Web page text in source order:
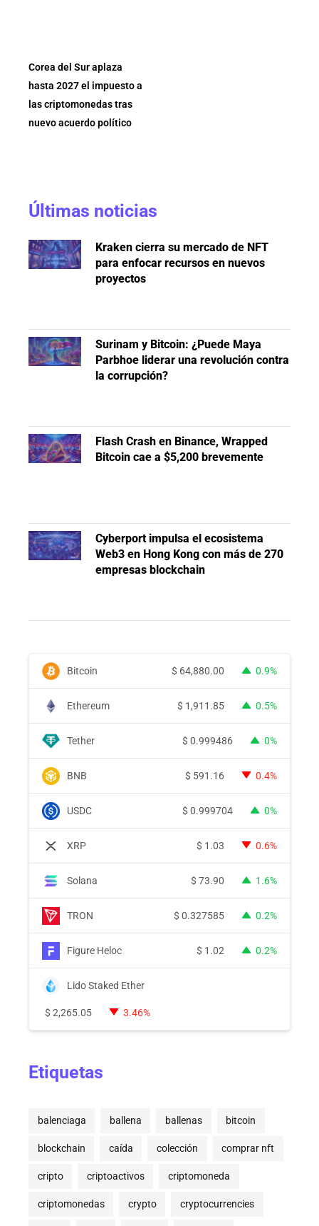
Corea del Sur aplaza
hasta 2027 el impuesto a
las criptomonedas tras
nuevo acuerdo político
Últimas noticias
Kraken cierra su mercado de NFT
para enfocar recursos en nuevos
proyectos
Surinam y Bitcoin: ¿Puede Maya
Parbhoe liderar una revolución contra
la corrupción?
Flash Crash en Binance, Wrapped
Bitcoin cae a $5,200 brevemente
Cyberport impulsa el ecosistema
Web3 en Hong Kong con más de 270
empresas blockchain
Bitcoin $ 64,880.00 0.9%
Ethereum $ 1,911.85 0.5%
Tether $ 0.999486 0%
BNB $ 591.16 0.4%
USDC $ 0.999704 0%
XRP $ 1.03 0.6%
Solana $ 73.90 1.6%
TRON $ 0.327585 0.2%
Figure Heloc $ 1.02 0.2%
Lido Staked Ether
$ 2,265.05 3.46%
Etiquetas
balenciaga ballena ballenas bitcoin
blockchain caída colección comprar nft
cripto criptoactivos criptomoneda
criptomonedas crypto cryptocurrencies